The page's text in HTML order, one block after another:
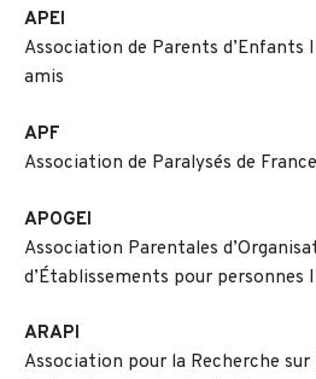
APEI
Association de Parents d’Enfants
amis
APF
Association de Paralysés de France
APOGEI
Association Parentales
d’Établissements pour personnes
ARAPI
Association pour la Recherche sur